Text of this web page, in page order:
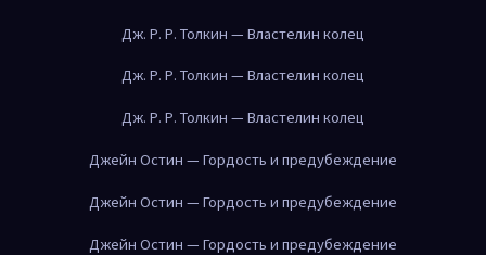
Дж. Р. Р. Толкин — Властелин колец
Дж. Р. Р. Толкин — Властелин колец
Дж. Р. Р. Толкин — Властелин колец
Джейн Остин — Гордость и предубеждение
Джейн Остин — Гордость и предубеждение
Джейн Остин — Гордость и предубеждение